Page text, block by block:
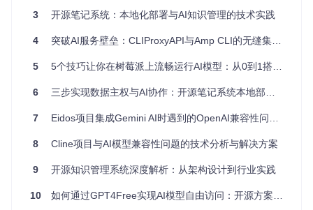
在高并发场景下，单一账户的API调用限制往往成为性能瓶
现了多账户资源的最优利用。
账户池管理包含三个核心模块：
健康检查：定期验证账户有效性，自动剔除异常账户
故障转移：检测到账户异常时自动切换至备用账户
系统采用加权轮询算法进行账户选择，权重基于账户的剩余配
化，又确保了服务的稳定性和响应速度。
3 开源笔记系统：本地化部署与AI知识管理的技术实践
4 突破AI服务壁垒：CLIProxyAPI与Amp CLI的无缝集成方案
5 5个技巧让你在树莓派上流畅运行AI模型：从0到1搭建本地智能服务
6 三步实现数据主权与AI协作：开源笔记系统本地部署方案全解析
7 Eidos项目集成Gemini AI时遇到的OpenAI兼容性问题解析
8 Cline项目与AI模型兼容性问题的技术分析与解决方案
9 开源知识管理系统深度解析：从架构设计到行业实践
10 如何通过GPT4Free实现AI模型自由访问：开源方案技术指南